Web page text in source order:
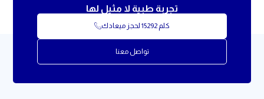
تجربة طبية لا مثيل لها
كلم 15292 لحجز ميعادك
تواصل معنا